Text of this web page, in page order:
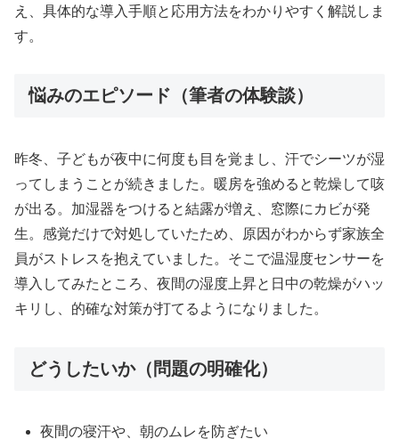
え、具体的な導入手順と応用方法をわかりやすく解説しま
す。
悩みのエピソード（筆者の体験談）
昨冬、子どもが夜中に何度も目を覚まし、汗でシーツが湿
ってしまうことが続きました。暖房を強めると乾燥して咳
が出る。加湿器をつけると結露が増え、窓際にカビが発
生。感覚だけで対処していたため、原因がわからず家族全
員がストレスを抱えていました。そこで温湿度センサーを
導入してみたところ、夜間の湿度上昇と日中の乾燥がハッ
キリし、的確な対策が打てるようになりました。
どうしたいか（問題の明確化）
夜間の寝汗や、朝のムレを防ぎたい